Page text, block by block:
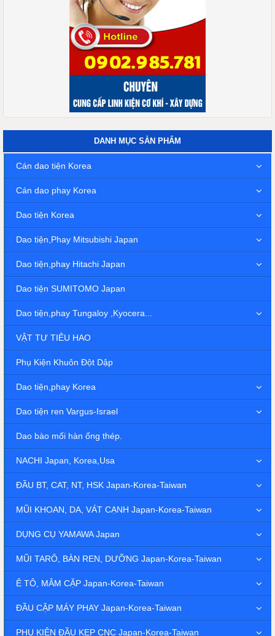
DANH MỤC SẢN PHẨM
Cán dao tiện Korea
Cán dao phay Korea
Dao tiện Korea
Dao tiện,Phay Mitsubishi Japan
Dao tiện,phay Hitachi Japan
Dao tiện SUMITOMO Japan
Dao tiện,phay Tungaloy ,Kyocera...
VẬT TƯ TIÊU HAO
Phụ Kiện Khuôn Đột Dập
Dao tiện,phay Korea
Dao tiện ren Vargus-Israel
Dao bào mối hàn ống thép.
NACHI Japan, Korea,Usa
ĐẦU BT, CAT, NT, HSK Japan-Korea-Taiwan
MŨI KHOAN, DA, VÁT CẠNH Japan-Korea-Taiwan
DỤNG CỤ YAMAWA Japan
MŨI TARÔ, BÀN REN, DƯỠNG Japan-Korea-Taiwan
Ê TÔ, MÂM CẶP Japan-Korea-Taiwan
ĐẦU CẶP MÁY PHAY Japan-Korea-Taiwan
PHỤ KIỆN ĐẦU KẸP CNC Japan-Korea-Taiwan